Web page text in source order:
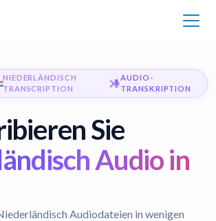
NIEDERLÄNDISCH
TRANSCRIPTION
AUDIO-
TRANSKRIPTION
Sie
Audio in
Audiodateien in wenigen